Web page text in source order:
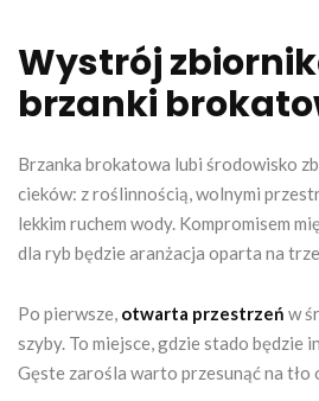
Wystrój
brzanki
Brzanka brokatowa lubi środowisko
cieków: z roślinnością, wolnymi
lekkim ruchem wody. Kompromisem
dla ryb będzie aranżacja oparta na
Po pierwsze, otwarta przestrzeń w
szyby. To miejsce, gdzie stado będzie
Gęste zarośla warto przesunąć na tło